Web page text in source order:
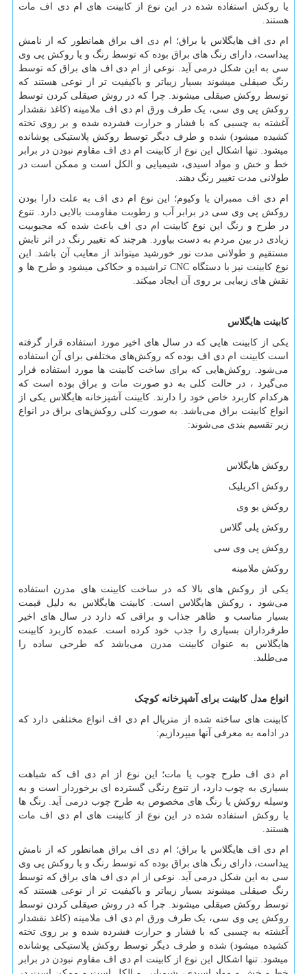
یا روکش استفاده شده در این نوع از کابینت ­های ام دی اف مات
هستند.
ام دی اف هایگلاس یا براق؛ ام دی اف براق همانطور که از نامش
پیداست، دارای رنگ ­های براق بوده که توسط رنگ و یا روکش پی وی
سی به این شکل درمی­ آید. نوعی از ام دی اف های براق که توسط
رنگ صیقلی می­شوند بسیار زیباتر و باکیفیت ­تر از نوعی هستند که
توسط روکش صیقلی می­شوند. چرا که در روش صیقلی کردن توسط
روکش پی وی سی، یک طرف ورق ام دی اف ملامینه (کاغذ نقش­دار
آغشته به چسبی که با فشار و حرارت فشرده شده و بر روی تخته
کشیده می­شود) شده و طرف دیگر توسط روکش پلاستیکی پوشانده
می­شود. تنها اشکال این نوع از کابینت ام دی اف مقاوم نبودن در برابر
خط و خش و مواد اسیدی، شیمیایی و الکل است و ممکن است در
طولانی مدت تغییر رنگ دهند.
ام دی اف ممبران یا وکیوم؛ این نوع ام دی اف به علت دارا بودن
روکش پی وی سی در برابر آب و رطوبت مقاومت بالایی دارد. تنوع
در طرح و رنگ این نوع کابینت ام دی اف باعث شده که مجبوبیت
زیادی در بین مردم به دست بیاورد. هرچند که تغییر رنگ در اثر تابش
مستقیم و طولانی مدت نور خورشید می­تواند از معایب آن باشد. این
نوع کابینت نیز با دستگاه CNCتراشیده و حکاکی می­شود و طرح­ ها و
نقش ­های زیبایی بر روی آن ایجاد می­کند.
کابینت هایگلاس
یکی از کابینت‌ هایی که در سال های اخیر مورد استفاده قرار گرفته
است کابینت ام دی اف بوده که روکشهای مختلفی برای آن استفاده
می‌شود. روکشهایی که برای ساخت کابینت‌ ها مورد استفاده قرار
می‌گیرد ، در حالت کلی به دو صورت مات و براق بوده است که
هرکدام کاربرد خاص خود را دارند. کابینت آشپزخانه هایگلاس یکی از
انواع کابینت براق می‌باشد. به صورت کلی روکشهای براق در انواع
زیر تقسیم بندی می‌شوند:
روکش هایگلاس
روکش اکریلیک
روکش یو وی
روکش پلی گلاس
روکش پی وی سی
روکش ملامینه
یکی از روکش های بالا که در ساخت کابینت های مدرن استفاده
می‌شود ، روکش هایگلاس است. کابینت هایگلاس به دلیل قیمت
بسیار مناسب و ظاهر جذاب و براقی که دارد در سال‌ های اخیر
طرفرداران بسیاری را جذب خود کرده است. عمده کاربرد کابینت
هایگلاس به عنوان کابینت مدرن می‌باشد که طرحی ساده را
می‌طلبد.
انواع مدل کابینت برای آشپزخانه کوچک
کابینت های ساخته شده از متریال ام دی اف انواع مختلفی دارد که
در ادامه به معرفی آنها میپردازیم:
ام دی اف طرح چوب یا مات؛ این نوع از ام دی اف که شباهت
بسیاری به چوب دارد، از تنوع رنگی گسترده ­ای برخوردار است و به
وسیله روکش یا رنگ­ های مخصوص به طرح چوب درمی­ آید. رنگ ­ها
یا روکش استفاده شده در این نوع از کابینت ­های ام دی اف مات
هستند.
ام دی اف هایگلاس یا براق؛ ام دی اف براق همانطور که از نامش
پیداست، دارای رنگ ­های براق بوده که توسط رنگ و یا روکش پی وی
سی به این شکل درمی­ آید. نوعی از ام دی اف های براق که توسط
رنگ صیقلی می­شوند بسیار زیباتر و باکیفیت ­تر از نوعی هستند که
توسط روکش صیقلی می­شوند. چرا که در روش صیقلی کردن توسط
روکش پی وی سی، یک طرف ورق ام دی اف ملامینه (کاغذ نقش­دار
آغشته به چسبی که با فشار و حرارت فشرده شده و بر روی تخته
کشیده می­شود) شده و طرف دیگر توسط روکش پلاستیکی پوشانده
می­شود. تنها اشکال این نوع از کابینت ام دی اف مقاوم نبودن در برابر